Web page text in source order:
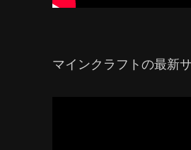
マインクラフトの最新